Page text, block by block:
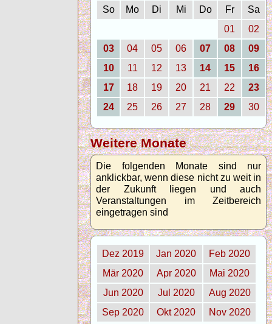
So
Mo Di Mi Do Fr
Sa
01
02
03
04 05 06 07 08
09
10
11 12 13 14 15
16
17
18 19 20 21 22
23
24
25 26 27 28 29 30
Weitere Monate
Die folgenden Monate sind nur
anklickbar, wenn diese nicht zu weit in
der Zukunft liegen und auch
Veranstaltungen im Zeitbereich
eingetragen sind
Dez 2019 Jan 2020
Feb 2020
Mär 2020
Apr 2020
Mai 2020
Jun 2020
Jul 2020
Aug 2020
Sep 2020
Okt 2020 Nov 2020